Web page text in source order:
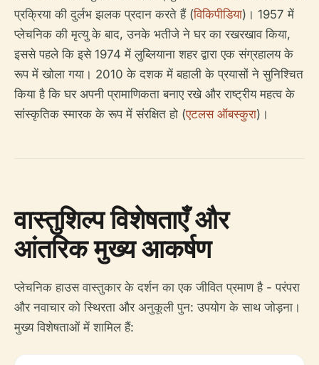
प्रक्रिया की दुर्लभ झलक प्रदान करते हैं (विकिपीडिया)। 1957 में
प्लेचनिक की मृत्यु के बाद, उनके भतीजे ने घर का रखरखाव किया,
इससे पहले कि इसे 1974 में लुब्लियाना शहर द्वारा एक संग्रहालय के
रूप में खोला गया। 2010 के दशक में बहाली के प्रयासों ने सुनिश्चित
किया है कि घर अपनी प्रामाणिकता बनाए रखे और राष्ट्रीय महत्व के
सांस्कृतिक स्मारक के रूप में संरक्षित हो (एटलस ऑबस्कुरा)।
वास्तुशिल्प विशेषताएँ और
आंतरिक मुख्य आकर्षण
प्लेचनिक हाउस वास्तुकार के दर्शन का एक जीवित प्रमाण है - परंपरा
और नवाचार को स्थिरता और अनुकूली पुन: उपयोग के साथ जोड़ना।
मुख्य विशेषताओं में शामिल हैं: